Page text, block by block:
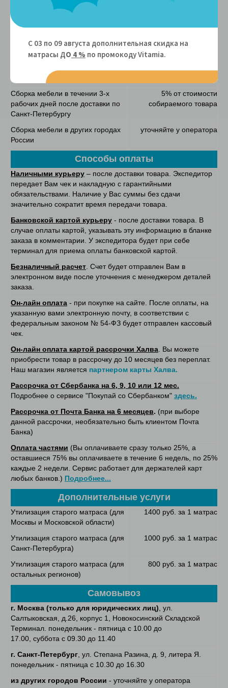
по Москве и МО
Сборка мебели в течении 3-х
Москве и МО
5% от стоимости
Сборка мебели в течении 3-х
рабочих дней после доставки по
Санкт-Петербургу
5% от стоимости
собираемого товара
Сборка мебели в других городах
России
уточняйте у оператора
Способы оплаты
Наличными курьеру – после доставки товара. Экспедитор
передает Вам чек и накладную с гарантийными
обязательствами. Наличие у Вас суммы без сдачи
значительно сократит время передачи товара.
Банковской картой курьеру - после доставки товара. В
случае оплаты картой, указывать эту информацию в бланке
заказа в комментарии. У экспедитора будет при себе
терминал для приема оплаты банковской картой.
Безналичный расчет . Счет будет отправлен Вам в
электронном виде после уточнения с менеджером деталей
заказа.
Он-лайн оплата - при покупке на сайте. После оплаты, на
указанную вами электронную почту, в соответствии с
федеральным законом № 54-ФЗ будет отправлен кассовый
чек.
Он-лайн оплата картой рассрочки Халва . Вы можете
приобрести товар в рассрочку до 10 месяцев без переплат.
Наш магазин является партнером карты Халва.
Рассрочка от Сбербанка на 6, 9, 10 или 12 мес.
Подробнее о сервисе "Покупай со Сбербанком" здесь.
Рассрочка от Почта Банка на 6 месяцев. (при выборе
данной рассрочки, необязательно быть клиентом Почта
Банка)
Оплата частями (Вы оплачиваете сразу только 25%, а
оставшиеся 75% вы оплачиваете в течение 6 недель, по 25%
каждые 2 недели. Сервис работает для держателей карт
любых банков.) Подробнее...
Дополнительные услуги
Утилизация старого матраса (для
Москвы и Московской области)
1400 руб. за 1 матрас
Утилизация старого матраса (для
Санкт-Петербурга)
1000 руб. за 1 матрас
Утилизация старого матраса (для
остальных регионов)
800 руб. за 1 матрас
Самовывоз
г. Москва (только для юридических лиц) , ул.
Салтыковская, д.26, корпус 1, Новокосинский Складской
Терминал. понедельник - пятница с 10.00 до
17.00, суббота с 09.30 до 11.40
г. Санкт-Петербург , ул. Степана Разина, д. 9, литера Я.
понедельник - пятница с 10.30 до 16.30
из других городов России - уточняйте у оператора
С 03 по 09 августа дополнительная скидка на
матрасы ДО 4 % по промокоду Vitamiа.